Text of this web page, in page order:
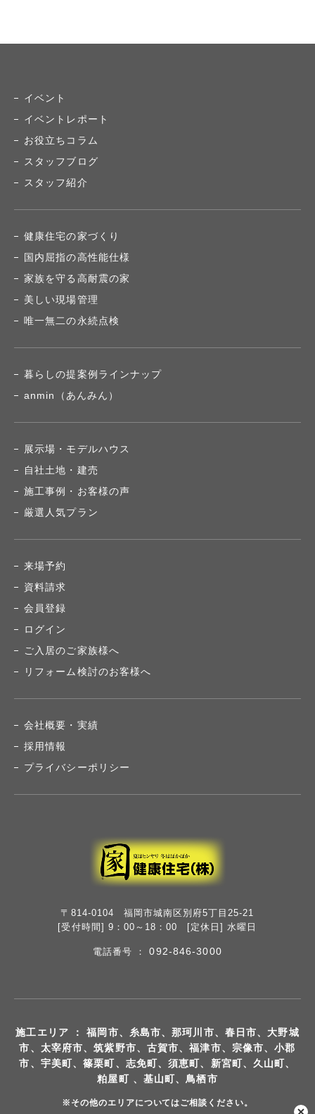
イベント
イベントレポート
お役立ちコラム
スタッフブログ
スタッフ紹介
健康住宅の家づくり
国内屈指の高性能仕様
家族を守る高耐震の家
美しい現場管理
唯一無二の永続点検
暮らしの提案例ラインナップ
anmin（あんみん）
展示場・モデルハウス
自社土地・建売
施工事例・お客様の声
厳選人気プラン
来場予約
資料請求
会員登録
ログイン
ご入居のご家族様へ
リフォーム検討のお客様へ
会社概要・実績
採用情報
プライバシーポリシー
〒814-0104 福岡市城南区別府5丁目25-21
[受付時間] 9：00～18：00 [定休日] 水曜日
電話番号 ：092-846-3000
施工エリア ： 福岡市、糸島市、那珂川市、春日市、大野城
市、太宰府市、筑紫野市、古賀市、福津市、宗像市、小郡
市、宇美町、篠栗町、志免町、須恵町、新宮町、久山町、
粕屋町 、基山町、鳥栖市
※その他のエリアについてはご相談ください。